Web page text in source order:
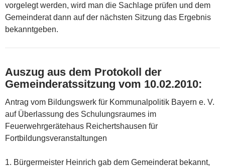
vorgelegt werden, wird man die Sachlage prüfen und dem
Gemeinderat dann auf der nächsten Sitzung das Ergebnis
bekanntgeben.
Auszug aus dem Protokoll der
Gemeinderatssitzung vom 10.02.2010:
Antrag vom Bildungswerk für Kommunalpolitik Bayern e. V.
auf Überlassung des Schulungsraumes im
Feuerwehrgerätehaus Reichertshausen für
Fortbildungsveranstaltungen
1. Bürgermeister Heinrich gab dem Gemeinderat bekannt,